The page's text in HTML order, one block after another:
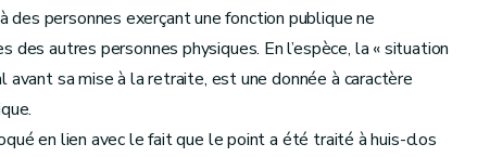
personnes exerçant une fonction publique ne
autres personnes physiques. En l’espèce, la « situation
sa mise à la retraite, est une donnée à caractère
en lien avec le fait que le point a été traité à huis-clos